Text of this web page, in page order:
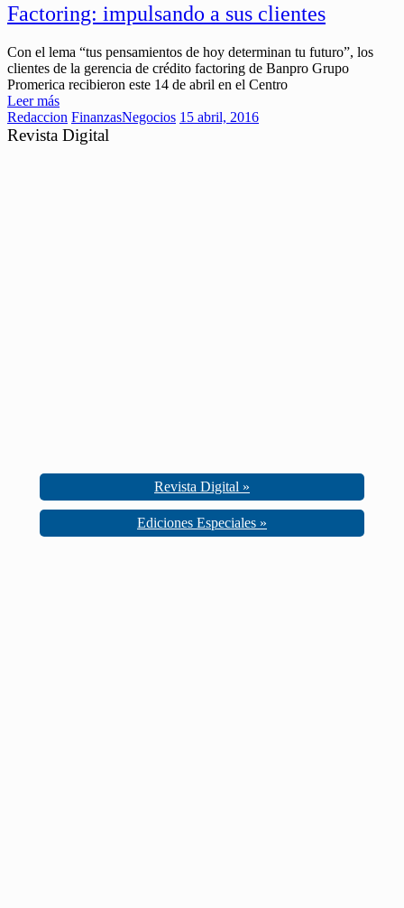
Factoring: impulsando a sus clientes
Con el lema “tus pensamientos de hoy determinan tu futuro”, los
clientes de la gerencia de crédito factoring de Banpro Grupo
Promerica recibieron este 14 de abril en el Centro
Leer más
Redaccion FinanzasNegocios 15 abril, 2016
Revista Digital
Revista Digital »
Ediciones Especiales »